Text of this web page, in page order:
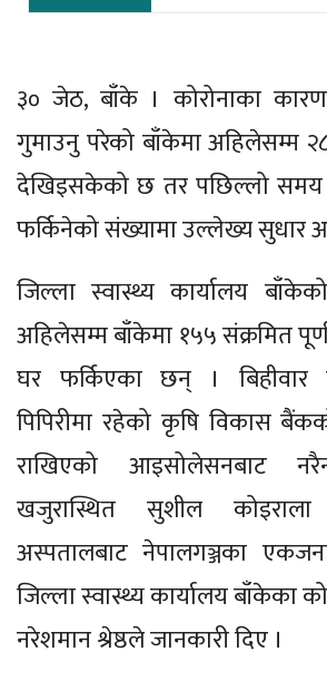
३० जेठ, बाँके । कोरोनाका
गुमाउनु परेको बाँकेमा अहिलेसम्म
देखिइसकेको छ तर पछिल्लो समय
फर्किनेको संख्यामा उल्लेख्य सुधार
जिल्ला स्वास्थ्य कार्यालय
अहिलेसम्म बाँकेमा १५५ संक्रमित
घर फर्किएका छन् । बिहीवार
पिपिरीमा रहेको कृषि विकास
राखिएको आइसोलेसनबाट
खजुरास्थित सुशील
अस्पतालबाट नेपालगञ्जका
जिल्ला स्वास्थ्य कार्यालय बाँकेका
नरेशमान श्रेष्ठले जानकारी दिए ।